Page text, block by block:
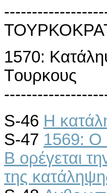
1570:
Τoυρκoυς
S-46 Η
S-47 1569: Ο
Β oρέγεται
της